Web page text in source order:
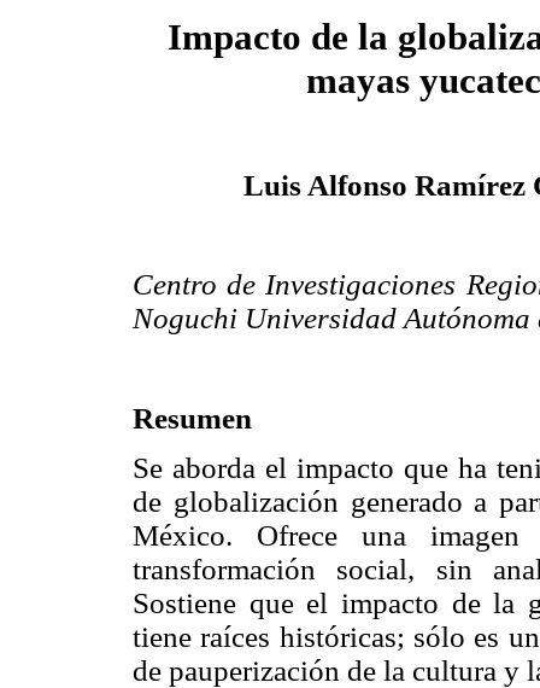
Impacto de la
mayas
Luis Alfonso Ramírez
Centro de Investigaciones
Noguchi Universidad Autónoma
Resumen
Se aborda el impacto que ha
de globalización generado a
México. Ofrece una
transformación social, sin
Sostiene que el impacto de la
tiene raíces históricas; sólo es
de pauperización de la cultura y